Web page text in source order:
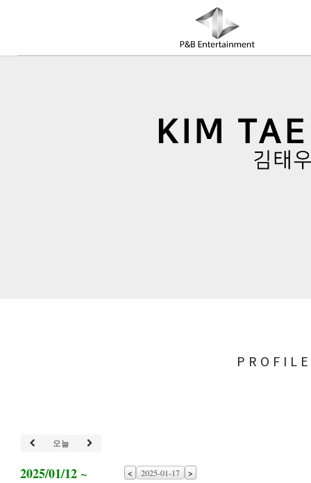
COMPANY
PROFILE
오늘
2025/01/12 ~ < >